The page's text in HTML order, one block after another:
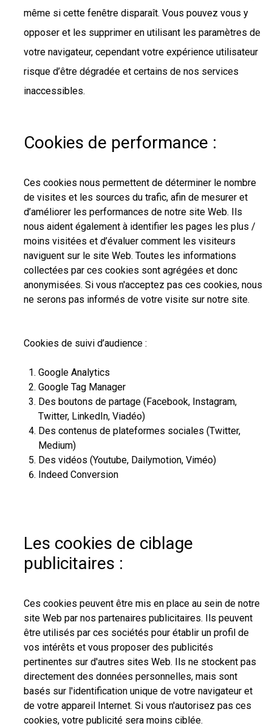
même si cette fenêtre disparaît. Vous pouvez vous y
opposer et les supprimer en utilisant les paramètres de
votre navigateur, cependant votre expérience utilisateur
risque d’être dégradée et certains de nos services
inaccessibles.
Cookies de performance :
Ces cookies nous permettent de déterminer le nombre
de visites et les sources du trafic, afin de mesurer et
d’améliorer les performances de notre site Web. Ils
nous aident également à identifier les pages les plus /
moins visitées et d’évaluer comment les visiteurs
naviguent sur le site Web. Toutes les informations
collectées par ces cookies sont agrégées et donc
anonymisées. Si vous n'acceptez pas ces cookies, nous
ne serons pas informés de votre visite sur notre site.
Cookies de suivi d’audience :
Google Analytics
Google Tag Manager
Des boutons de partage (Facebook, Instagram,
Twitter, LinkedIn, Viadéo)
Des contenus de plateformes sociales (Twitter,
Medium)
Des vidéos (Youtube, Dailymotion, Viméo)
Indeed Conversion
Les cookies de ciblage
publicitaires :
Ces cookies peuvent être mis en place au sein de notre
site Web par nos partenaires publicitaires. Ils peuvent
être utilisés par ces sociétés pour établir un profil de
vos intérêts et vous proposer des publicités
pertinentes sur d'autres sites Web. Ils ne stockent pas
directement des données personnelles, mais sont
basés sur l'identification unique de votre navigateur et
de votre appareil Internet. Si vous n'autorisez pas ces
cookies, votre publicité sera moins ciblée.